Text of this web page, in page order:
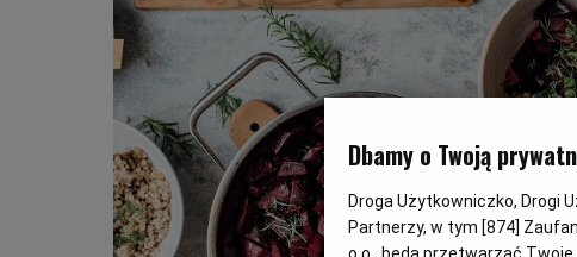
Dbamy o Twoją
Droga Użytkowniczko, Drogi
Partnerzy, w tym [874]